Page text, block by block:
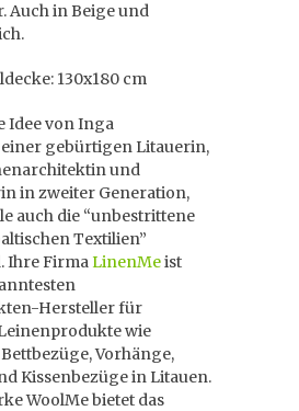
Auch in Beige und
130x180 cm
Idee von Inga
gebürtigen Litauerin,
und
in zweiter Generation,
auch die “unbestrittene
Textilien”
Ihre FirmaLinenMeist
Hersteller für
wie
Vorhänge,
Kissenbezüge in Litauen.
WoolMe bietet das